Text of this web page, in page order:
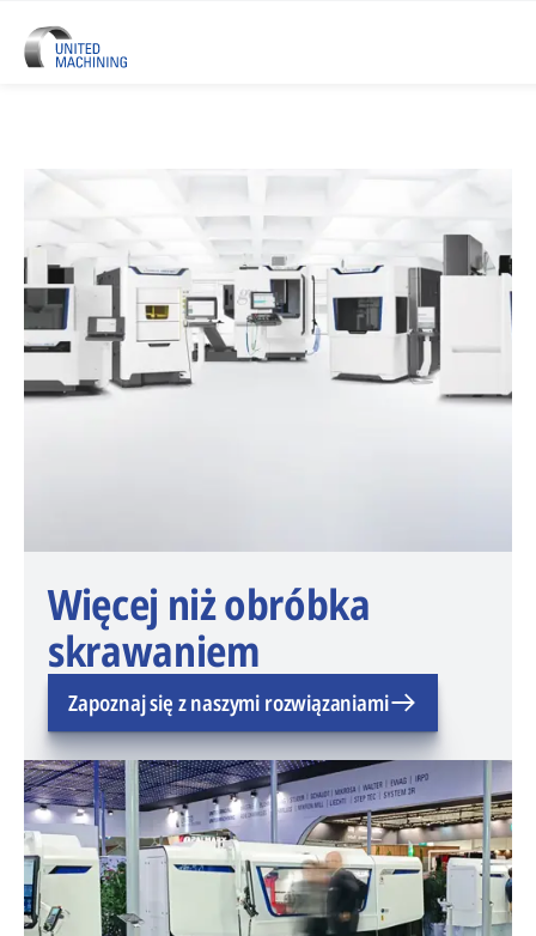
UNITED MACHINING – Sześć
Więcej niż obróbka
skrawaniem
Zapoznaj się z naszymi rozwiązaniami